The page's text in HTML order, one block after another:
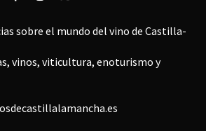
sobre el mundo del vino de Castilla-
vinos, viticultura, enoturismo y